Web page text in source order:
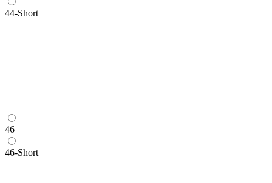
44-Short
46
46-Short